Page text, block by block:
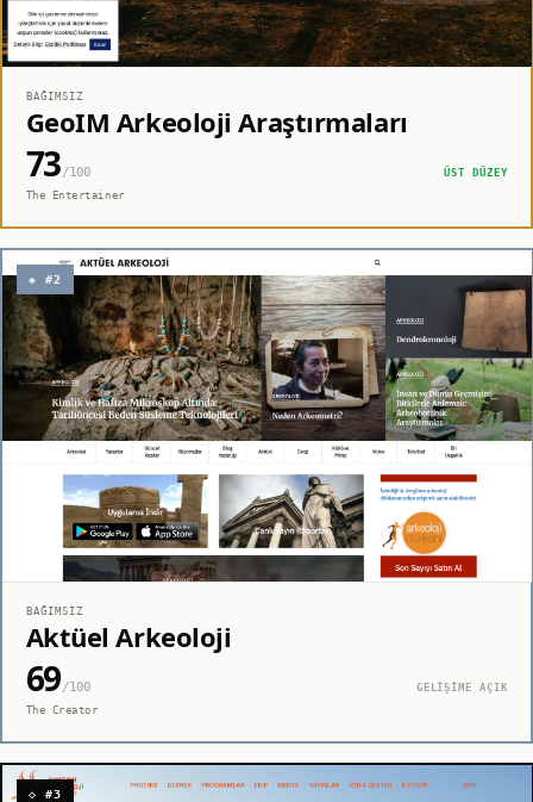
BAĞIMSIZ
GeoIM Arkeoloji Araştırmaları
73/100
ÜST DÜZEY
The Entertainer
◈ #2
BAĞIMSIZ
Aktüel Arkeoloji
69/100
GELİŞİME AÇIK
The Creator
◇ #3